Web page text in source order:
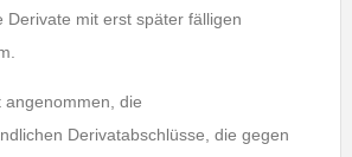
Derivate mit erst später fälligen
angenommen, die
Derivatabschlüsse, die gegen